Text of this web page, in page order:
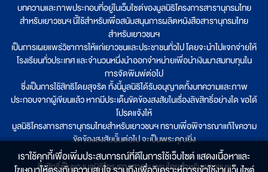
บทความและภาพประกอบที่อยู่ในเว็บไซต์ของมูลนิธิโครงการสารานุกรมไทย
สำหรับเยาวชนฯ นี้ใช้สำหรับเพื่อสนับสนุนการผลิตหนังสือสารานุกรมไทย
สำหรับเยาวชนฯ
เป็นการเผยแพร่วิชาการให้แก่เยาวชนและประชาชนทั่วไป โดยจะนำไปแจกจ่ายให้
โรงเรียนทั่วประเทศ และจำนวนหนึ่งนำออกจำหน่ายเพื่อนำเงินมาสมทบทุนใน
การจัดพิมพ์ต่อไป
ซึ่งเป็นการใช้สิทธิโดยสุจริต ทั้งนี้มูลนิธิได้รับอนุญาตทั้งบทความและภาพ
ประกอบจากผู้เขียนแล้ว หากมีประเด็นขัดข้องสงสัยในเรื่องลิขสิทธิ์อย่างใด ขอได้
โปรดแจ้งให้
มูลนิธิโครงการสารานุกรมไทยสำหรับเยาวชนฯ ทราบเพื่อพิจารณาแก้ไขความ
ขัดข้องสงสัยนั้นต่อไป จะเป็นพระคุณยิ่ง
ลิขสิทธิ์เป็นของมูลนิธิโครงการสารานุกรมไทยสำหรับเยาวชนฯ
เราใช้คุกกี้เพื่อเพิ่มประสบการณ์ที่ดีในการใช้เว็บไซต์ แสดงเนื้อหาและ